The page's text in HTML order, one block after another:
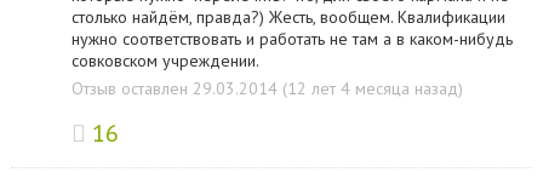
столько найдём, правда?) Жесть, вообщем. Квалификации
нужно соответствовать и работать не там а в каком-нибудь
совковском учреждении.
Отзыв оставлен 29.03.2014 (12 лет 4 месяца назад)
16